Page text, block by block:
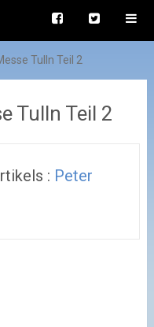
Tulln Teil 2
Tulln Teil 2
: Peter